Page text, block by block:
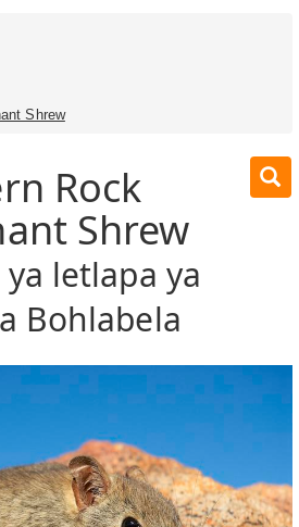
Shrew
Rock
Shrew
ya letlapa ya
Bohlabela